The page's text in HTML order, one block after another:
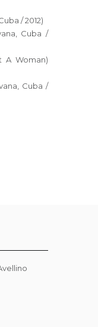
/ 2012)
Cuba /
A Woman)
Cuba /